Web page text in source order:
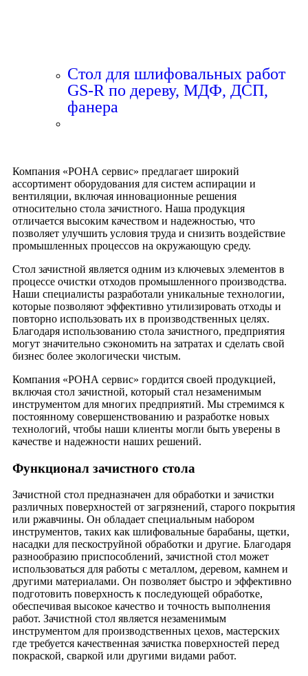
Стол для шлифовальных работ
GS-R по дереву, МДФ, ДСП,
фанера
Компания «РОНА сервис» предлагает широкий
ассортимент оборудования для систем аспирации и
вентиляции, включая инновационные решения
относительно стола зачистного. Наша продукция
отличается высоким качеством и надежностью, что
позволяет улучшить условия труда и снизить воздействие
промышленных процессов на окружающую среду.
Стол зачистной является одним из ключевых элементов в
процессе очистки отходов промышленного производства.
Наши специалисты разработали уникальные технологии,
которые позволяют эффективно утилизировать отходы и
повторно использовать их в производственных целях.
Благодаря использованию стола зачистного, предприятия
могут значительно сэкономить на затратах и сделать свой
бизнес более экологически чистым.
Компания «РОНА сервис» гордится своей продукцией,
включая стол зачистной, который стал незаменимым
инструментом для многих предприятий. Мы стремимся к
постоянному совершенствованию и разработке новых
технологий, чтобы наши клиенты могли быть уверены в
качестве и надежности наших решений.
Функционал зачистного стола
Зачистной стол предназначен для обработки и зачистки
различных поверхностей от загрязнений, старого покрытия
или ржавчины. Он обладает специальным набором
инструментов, таких как шлифовальные барабаны, щетки,
насадки для пескоструйной обработки и другие. Благодаря
разнообразию приспособлений, зачистной стол может
использоваться для работы с металлом, деревом, камнем и
другими материалами. Он позволяет быстро и эффективно
подготовить поверхность к последующей обработке,
обеспечивая высокое качество и точность выполнения
работ. Зачистной стол является незаменимым
инструментом для производственных цехов, мастерских
где требуется качественная зачистка поверхностей перед
покраской, сваркой или другими видами работ.